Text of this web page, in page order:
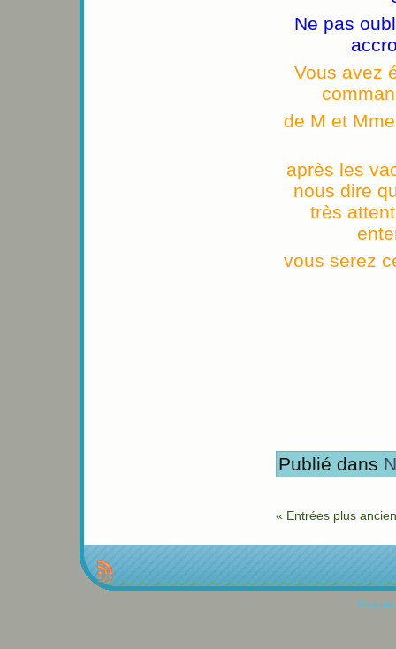
Ne pas
Vous avez
de M et
après les
nous dire
très
vous serez
Publié dans
« Entrées plus